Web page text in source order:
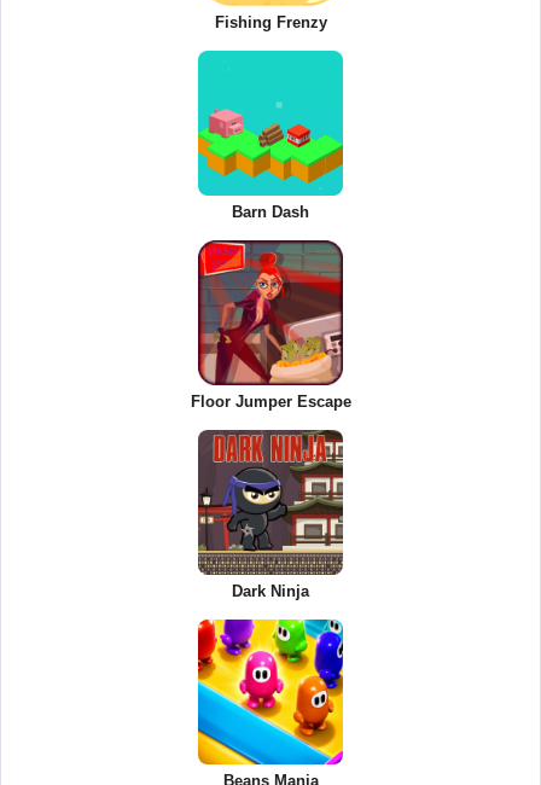
Fishing Frenzy
Barn Dash
Floor Jumper Escape
Dark Ninja
Beans Mania